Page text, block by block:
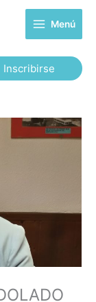
Menú
Inscribirse